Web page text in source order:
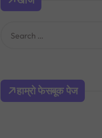
h
o
हाम्रो फेसबूक पेज